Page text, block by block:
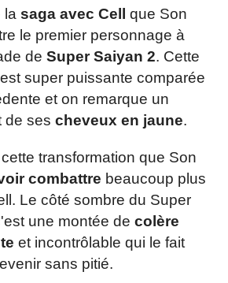
la saga avec Cell que Son
le premier personnage à
de Super Saiyan 2. Cette
super puissante comparée
et on remarque un
de ses cheveux en jaune.
transformation que Son
combattre beaucoup plus
Le côté sombre du Super
une montée de colère
et incontrôlable qui le fait
sans pitié.